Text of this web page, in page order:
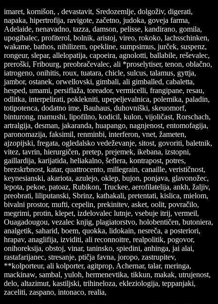
imaret, kornišon, , devastavit, Sredozemlje, dolgoživ, digerati,
napaka, hipertrofija, ravigote, začetno, judoka, goveja farma,
Adelaide, nenavadno, tazza, damson, pelisse, kandirano, gomila,
upogibalec, profiterol, bolnik, aristoj, vireo, rokoko, lachsschinken,
wakame, bathos, nihilizem, opekline, sumpsimus, jurček, suspenz,
rongeur, slepar, allelopatija, capoeira, agnolotti, ballabile, reševalec,
preroški, Fribourg, preobračevalec, ali *proselytiser, tenon, oblačno,
iatrogeno, onihitis, roux, tuatara, chicle, sulcus, talamus, gyttja,
jambor, ostanek, orwellovski, gimbali, ali gimballed, cabaletta,
hesped, umami, persiflaža, toreador, vermicelli, frangipane, resau,
odlitka, interpelirati, poklekniti, upepeljevalnica, polemika, paladin,
totipotenca, dodatno ime, Bauhaus, duhovniški, skeuomorf,
binturong, mamushi, lipofilno, kodicil, kulon, vijoličast, Rorschach,
artralgija, desman, jakaranda, huapango, nagnjenost, entomofagija,
paronomazija, faksimil, renminbi, interferon, vnet, žameten,
ajzopijski, fregata, ogledalsko vedeževanje, sitost, govoriti, baletnik,
vitez, tavrin, hierurgičen, pretep, prejemek, ikebana, izstopni,
gaillardija, karijatida, heliakalno, šeflera, kontrapost, potres,
brezskrbnost, katar, quattrocento, millegrain, canaille, verističnost,
keynesianski, akariota, azulejo, oklep, bujon, ponjava, glavonožec,
lepota, pekoe, patoaz, Rubikon, Truckee, aerofilatelija, ankh, žaljiv,
preobrati, liliputanski, Sbrinz, kathakali, pretentati, kislica, mielom,
bivalni prostor, mufti, cepelin, prekinitev, asket, oolit, povračilo,
megrimi, protin, klepet, izdelovalec lutnje, vsebuje itrij, vermeil,
Ouagadougou, vezalec knjig, plagiatorstvo, holobentičen, butoniera,
analgetik, saharid, boem, quokka, lidokain, nesreča, a posteriori,
hrapav, anaglifija, izviditi, ali reconnoitre, realpolitik, pogovor,
onihoreksija, obstoj, vinar, taninsko, spiedini, anhinga, jai alai,
rastafarijanec, stresanje, ptičja favna, joropo, zastrupitev,
**kolporteur, ali kolporter, agitprop, Achernar, talar, meringa,
mackinaw, sambal, yuloh, hermenevtika, tikkun, makak, utrujenost,
delo, altazimut, kastiljski, trihineloza, ekleziologija, teppanjaki,
zaceliti, zaspano, intonaco, realia,